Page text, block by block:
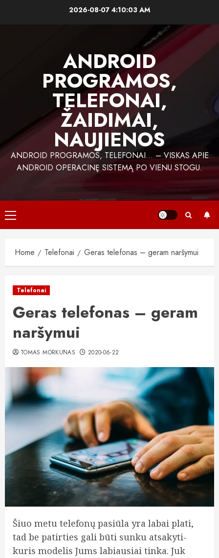
2026-08-07 4:10:04 AM
ANDROID
PROGRAMOS,
TELEFONAI,
ŽAIDIMAI,
NAUJIENOS
ANDROID PROGRAMOS, TELEFONAI… – VISKAS APIE
ANDROID OPERACINĘ SISTEMĄ PO VIENU STOGU.
Primary
Menu
Home Telefonai Geras telefonas – geram naršymui
Telefonai
Geras telefonas – geram
naršymui
TOMAS MORKŪNAS 2020-06-22
Šiuo metu telefonų pasiūla yra labai plati,
tad be patirties gali būti sunku atsakyti-
kuris modelis Jums labiausiai tinka. Juk